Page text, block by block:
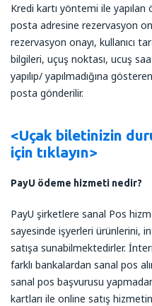
Kredi kartı yöntemi ile yapılan
posta adresine rezervasyon
rezervasyon onayı, kullanıcı
bilgileri, uçuş noktası, ucuş
yapılıp/ yapılmadığına
posta gönderilir.
<Uçak biletinizin
için tıklayın>
PayU ödeme hizmeti nedir?
PayU şirketlere sanal Pos
sayesinde işyerleri ürünlerini,
satışa sunabilmektedirler.
farklı bankalardan sanal pos
sanal pos başvurusu
kartları ile online satış